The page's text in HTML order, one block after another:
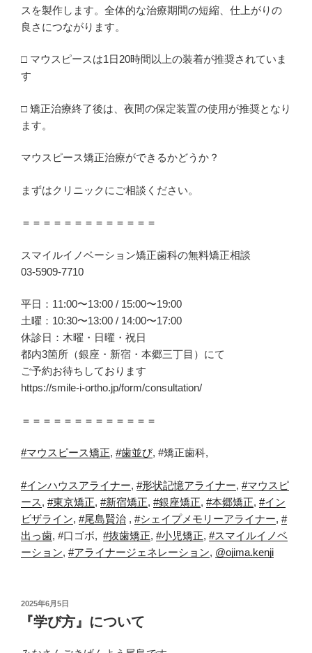
スを製作します。全体的な治療期間の短縮、仕上がりの
良さにつながります。
□ マウスピースは1日20時間以上の装着が推奨されていま
す
□ 矯正治療終了後は、夜間の保定装置の使用が推奨となり
ます。
マウスピース矯正治療ができるかどうか？
まずはクリニックにご相談ください。
＝＝＝＝＝＝＝＝＝＝＝＝＝
スマイルイノベーション矯正歯科の無料矯正相談
03-5909-7710
平日：11:00〜13:00 / 15:00〜19:00
土曜：10:30〜13:00 / 14:00〜17:00
休診日：木曜・日曜・祝日
都内3箇所（銀座・新宿・本郷三丁目）にて
ご予約お待ちしております
https://smile-i-ortho.jp/form/consultation/
＝＝＝＝＝＝＝＝＝＝＝＝＝
#マウスピース矯正, #歯並び, #矯正歯科,
#インハウスアライナー, #形状記憶アライナー, #マウスピ
ース, #東京矯正, #新宿矯正, #銀座矯正, #本郷矯正, #イン
ビザライン, #尾島賢治 , #シェイプメモリーアライナー, #
出っ歯, #口ゴボ, #抜歯矯正, #小児矯正, #スマイルイノベ
ーション, #アライナージェネレーション, @ojima.kenji
投
稿
2025年6月5日
『学び方』について